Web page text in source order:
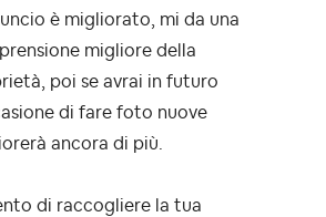
è migliorato, mi da una
migliore della
poi se avrai in futuro
di fare foto nuove
ancora di più.
di raccogliere la tua